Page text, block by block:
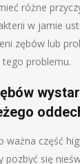
różne
w jamie
zębów lub
problemu.
ważna część
pozbyć się